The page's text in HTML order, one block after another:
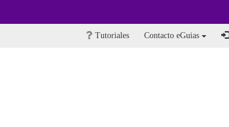
Tutoriales Contacto eGuias